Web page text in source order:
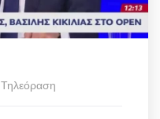
Τηλεόραση